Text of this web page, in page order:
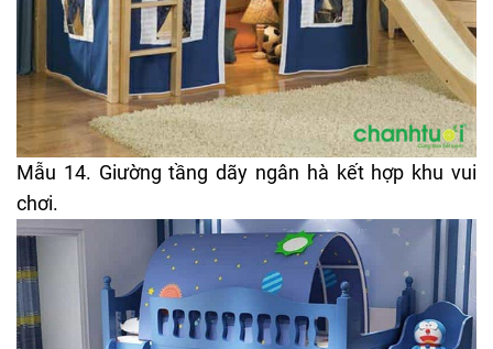
Mẫu 14. Giường tầng dãy ngân hà kết hợp khu vui
chơi.